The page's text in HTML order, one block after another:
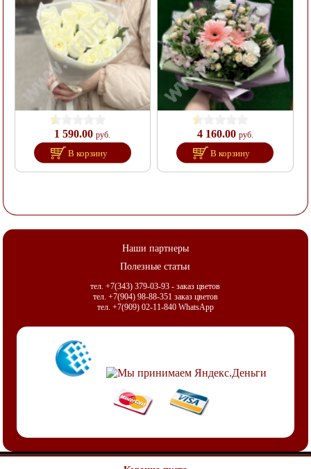
1 590.00 руб.
В корзину
4 160.00 руб.
В корзину
Наши партнеры
Полезные статьи
тел. +7(343) 379-03-93 - заказ цветов
тел. +7(904) 98-88-351 заказ цветов
тел. +7(909) 02-11-840 WhatsApp